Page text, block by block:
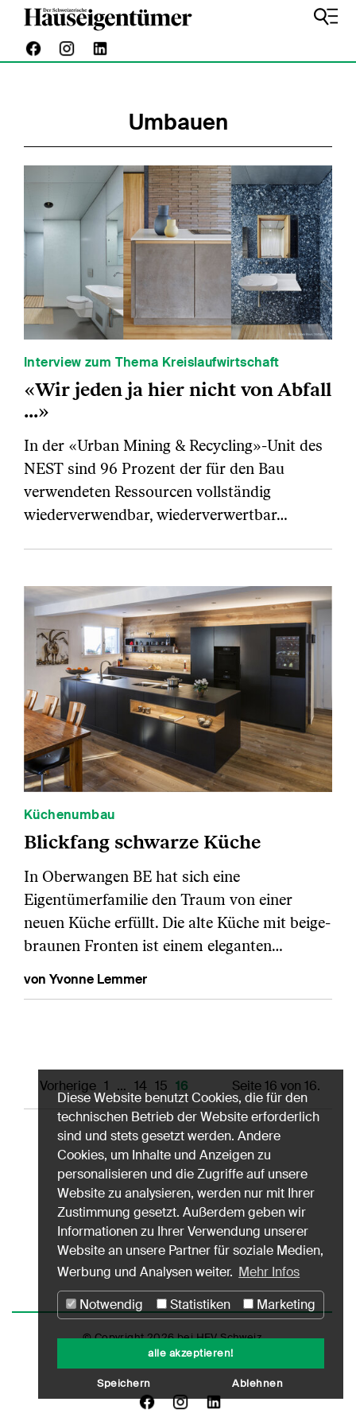
Umbauen
Interview zum Thema Kreislaufwirtschaft
«Wir jeden ja hier nicht von Abfall
...»
In der «Urban Mining & Recycling»-Unit des
NEST sind 96 Prozent der für den Bau
verwendeten Ressourcen vollständig
wiederverwendbar, wiederverwertbar…
Küchenumbau
Blickfang schwarze Küche
In Oberwangen BE hat sich eine
Eigentümerfamilie den Traum von einer
neuen Küche erfüllt. Die alte Küche mit beige-
braunen Fronten ist einem eleganten…
von Yvonne Lemmer
Seite 16 von 16.
Vorherige 1 … 14 15 16
© Copyright 2026 bei HEV Schweiz
Datenschutz Nutzungshinweise
Diese Website benutzt Cookies, die für den
technischen Betrieb der Website erforderlich
sind und stets gesetzt werden. Andere
Cookies, um Inhalte und Anzeigen zu
personalisieren und die Zugriffe auf unsere
Website zu analysieren, werden nur mit Ihrer
Zustimmung gesetzt. Außerdem geben wir
Informationen zu Ihrer Verwendung unserer
Website an unsere Partner für soziale Medien,
Werbung und Analysen weiter. Mehr Infos
Notwendig
Statistiken Marketing
alle akzeptieren!
Speichern Ablehnen